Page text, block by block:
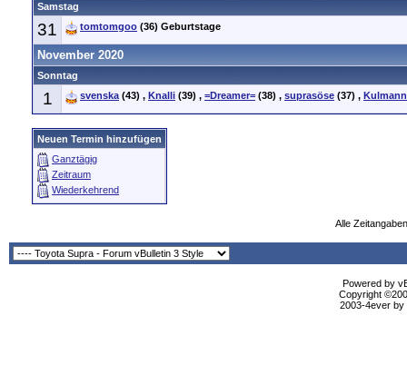
Samstag
31 tomtomgoo (36) Geburtstage
November 2020
Sonntag
1 svenska(43) , Knalli (39) , =Dreamer= (38) , suprasöse (37) , Kulmann
Neuen Termin hinzufügen
Ganztägig
Zeitraum
Wiederkehrend
Alle
Powered by
Copyright
2003-4ever by